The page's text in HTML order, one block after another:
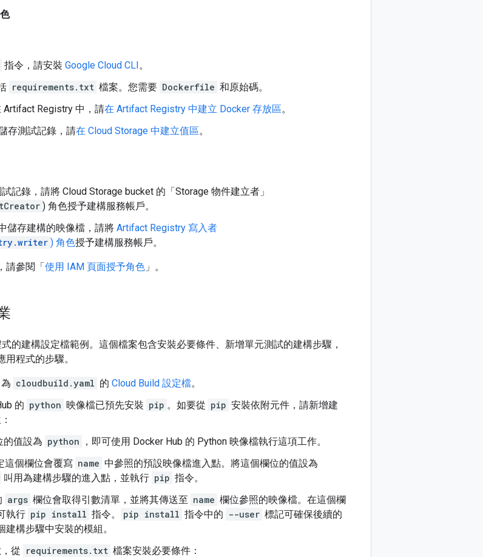
指令，請安裝 Google Cloud CLI。
requirements.txt 檔案。您需要 Dockerfile 和原始碼。
Registry 中，請在 Artifact Registry 中建立 Docker 存放區。
存測試記錄，請在 Cloud Storage 中建立值區。
記錄，請將 Cloud Storage bucket 的「Storage 物件建立者」
) 角色授予建構服務帳戶。
儲存建構的映像檔，請將 Artifact Registry 寫入者
) 角色授予建構服務帳戶。
請參閱「使用 IAM 頁面授予角色 」。
的建構設定檔範例。這個檔案包含安裝必要條件、新增單元測試的建構步驟，
程式的步驟。
cloudbuild.yaml 的 Cloud Build 設定檔。
的 python 映像檔已預先安裝 pip 。如要從 pip 安裝依附元件，請新增建
的值設為 python
，即可使用 Docker Hub 的 Python 映像檔執行這項工作。
這個欄位會覆寫 name 中參照的預設映像檔進入點。將這個欄位的值設為
叫用為建構步驟的進入點，並執行 pip 指令。
args 欄位會取得引數清單，並將其傳送至 name 欄位參照的映像檔。在這個欄
執行 pip install 指令。 pip install 指令中的 --user 標記可確保後續的
構步驟中安裝的模組。
從 requirements.txt 檔案安裝必要條件：